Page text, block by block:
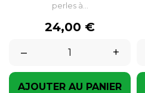
perles à...
Prix
24,00 €
–
+
AJOUTER AU PANIER